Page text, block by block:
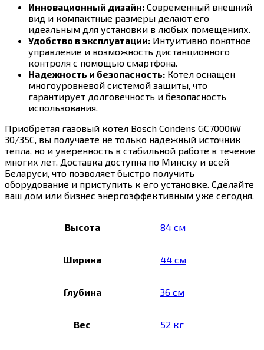
Инновационный дизайн: Современный внешний
вид и компактные размеры делают его
идеальным для установки в любых помещениях.
Удобство в эксплуатации: Интуитивно понятное
управление и возможность дистанционного
контроля с помощью смартфона.
Надежность и безопасность: Котел оснащен
многоуровневой системой защиты, что
гарантирует долговечность и безопасность
использования.
Приобретая газовый котел Bosch Condens GC7000iW
30/35C, вы получаете не только надежный источник
тепла, но и уверенность в стабильной работе в течение
многих лет. Доставка доступна по Минску и всей
Беларуси, что позволяет быстро получить
оборудование и приступить к его установке. Сделайте
ваш дом или бизнес энергоэффективным уже сегодня.
Высота 84 см
Ширина 44 см
Глубина 36 см
Вес 52 кг